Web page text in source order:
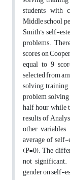
students with
Middle school
Smith’s self-
problems.
scores on
equal to 9
selected from
solving
problem
half hour while
results of
other
average of
(P=0). The
not
gender on self-